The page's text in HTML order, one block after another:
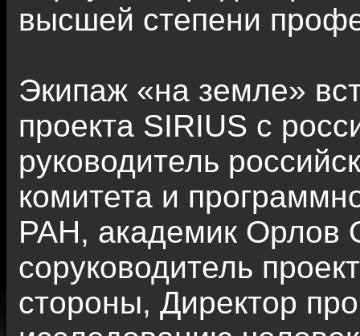
высшей степени
Экипаж «на земле»
проекта SIRIUS с
руководитель
комитета и
РАН, академик Орлов
соруководитель
стороны, Директор